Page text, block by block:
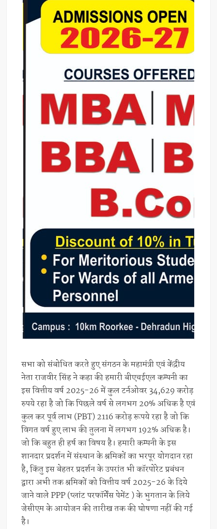
सभा को संबोधित करते हुए संगठन के महामंत्री एवं केंद्रीय
नेता राजवीर सिंह ने कहा की हमारी बीएचईएल कम्पनी का
इस वित्तीय वर्ष 2025-26 में कुल टर्नओवर 34,629 करोड़
रुपये रहा है जो कि पिछले वर्ष से लगभग 20% अधिक है एवं
कुल कर पूर्व लाभ (PBT) 2116 करोड़ रूपये रहा है जो कि
विगत वर्ष हुए लाभ की तुलना में लगभग 192% अधिक है।
जो कि बहुत ही हर्ष का विषय है। हमारी कम्पनी के इस
शानदार प्रदर्शन में संस्थान के श्रमिकों का भरपूर योगदान रहा
है, किंतु इस बेहतर प्रदर्शन के उपरांत भी कॉरपोरेट प्रबंधन
द्वारा अभी तक श्रमिकों को वित्तीय वर्ष 2025-26 के दिये
जाने वाले PPP (प्लांट परफॉर्मेंस पेमेंट ) के भुगतान के लिये
जेसीएम के आयोजन की तारीख तक की घोषणा नहीं की गई
है।